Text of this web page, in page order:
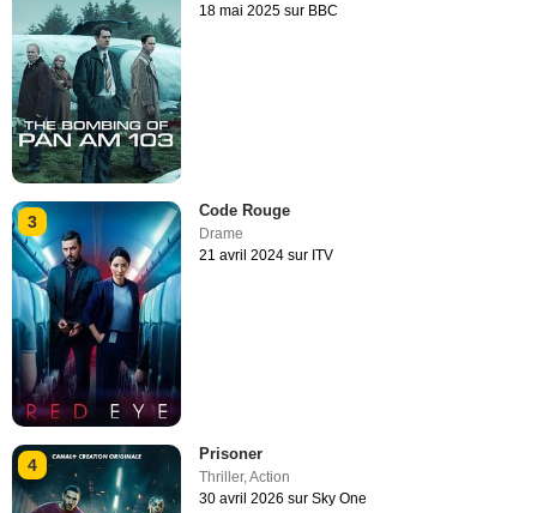
18 mai 2025 sur BBC
3
Code Rouge
Drame
21 avril 2024 sur ITV
4
Prisoner
Thriller,Action
30 avril 2026 sur Sky One